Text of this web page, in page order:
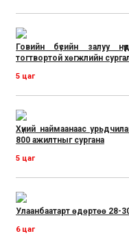
Говийн бүсийн залуу
тогтвортой хөгжлийн
5 цаг
Хүний наймаанаас
800 ажилтныг сургана
5 цаг
Улаанбаатарт өдөртөө 28-
6 цаг